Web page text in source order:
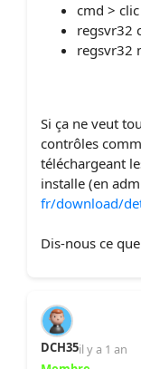
cmd >
regsvr32
regsvr32
Si ça ne veut
contrôles
téléchargeant
installe (en
fr/download/
Dis-nous ce
DCH35il y a 1 an